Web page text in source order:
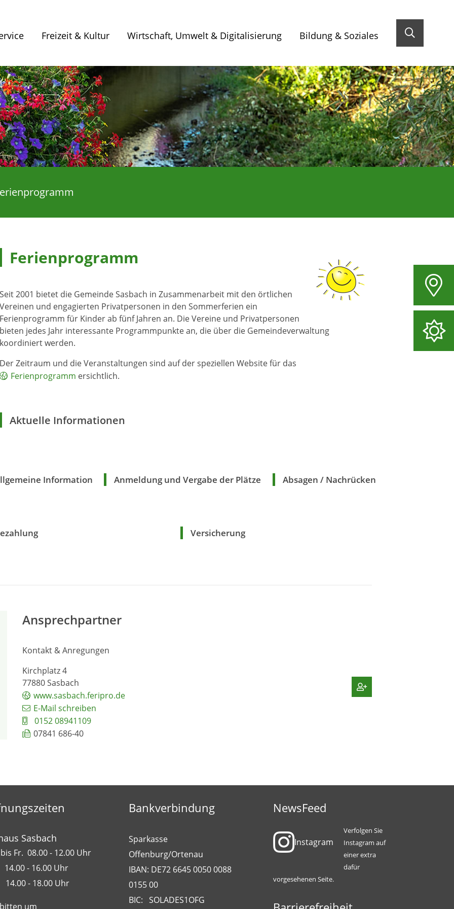
Freizeit & Kultur Wirtschaft, Umwelt & Digitalisierung Bildung & Soziales
Ferienprogramm
Seit 2001 bietet die Gemeinde Sasbach in Zusammenarbeit mit den örtlichen
Vereinen und engagierten Privatpersonen in den Sommerferien ein
Ferienprogramm für Kinder ab fünf Jahren an. Die Vereine und Privatpersonen
bieten jedes Jahr interessante Programmpunkte an, die über die Gemeindeverwaltung
koordiniert werden.
Der Zeitraum und die Veranstaltungen sind auf der speziellen Website für das
Ferienprogramm ersichtlich.
Aktuelle Informationen
Information Anmeldung und Vergabe der Plätze Absagen / Nachrücken
Versicherung
Ansprechpartner
Kontakt & Anregungen
Kirchplatz 4
77880Sasbach
www.sasbach.feripro.de
E-Mail schreiben
0152 08941109
07841 686-40
Sasbach
Fr. 08.00 - 12.00 Uhr
- 16.00 Uhr
- 18.00 Uhr
um
Bankverbindung
Sparkasse
Offenburg/Ortenau
IBAN: DE72 6645 0050 0088
0155 00
BIC: SOLADES1OFG
NewsFeed
Instagram
Verfolgen Sie
Instagram auf
einer extra
dafür
vorgesehenen Seite.